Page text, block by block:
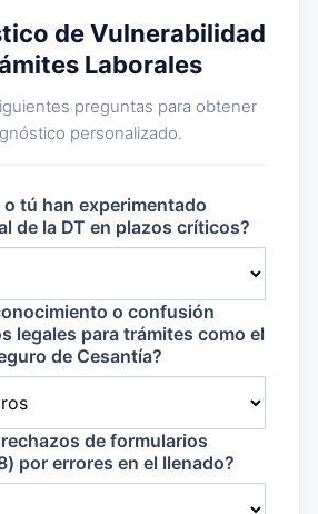
de Vulnerabilidad
Laborales
preguntas para obtener
personalizado.
o tú han experimentado
de la DT en plazos críticos?
o confusión
legales para trámites como el
de Cesantía?
de formularios
por errores en el llenado?